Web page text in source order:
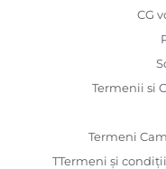
CG
Termenii si
Termeni
TTermeni și